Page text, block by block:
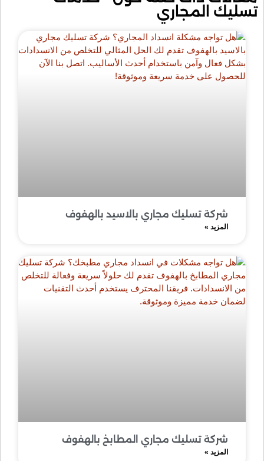
تسليك المجاري
شركة تسليك مجاري بالاسيد بالهفوف
المزيد »
شركة تسليك مجاري المطابخ بالهفوف
المزيد »